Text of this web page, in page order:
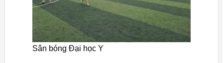
Sân bóng Đại học Y